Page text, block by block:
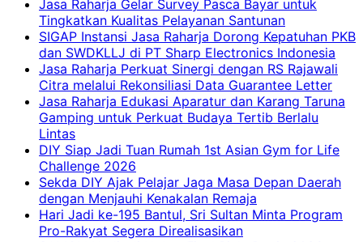
Jasa Raharja Gelar Survey Pasca Bayar untuk
Tingkatkan Kualitas Pelayanan Santunan
SIGAP Instansi Jasa Raharja Dorong Kepatuhan PKB
dan SWDKLLJ di PT Sharp Electronics Indonesia
Jasa Raharja Perkuat Sinergi dengan RS Rajawali
Citra melalui Rekonsiliasi Data Guarantee Letter
Jasa Raharja Edukasi Aparatur dan Karang Taruna
Gamping untuk Perkuat Budaya Tertib Berlalu
Lintas
DIY Siap Jadi Tuan Rumah 1st Asian Gym for Life
Challenge 2026
Sekda DIY Ajak Pelajar Jaga Masa Depan Daerah
dengan Menjauhi Kenakalan Remaja
Hari Jadi ke-195 Bantul, Sri Sultan Minta Program
Pro-Rakyat Segera Direalisasikan